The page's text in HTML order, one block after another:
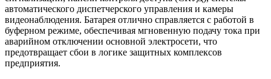
автоматического диспетчерского управления и камеры
видеонаблюдения. Батарея отлично справляется с работой в
буферном режиме, обеспечивая мгновенную подачу тока при
аварийном отключении основной электросети, что
предотвращает сбои в логике защитных комплексов
предприятия.